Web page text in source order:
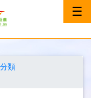
☰
類